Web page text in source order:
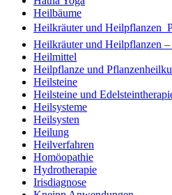
Heilbäume
Heilkräuter und Heilpflanzen 
Heilkräuter und Heilpflanzen
Heilmittel
Heilpflanze und
Heilsteine
Heilsteine und
Heilsysteme
Heilsysten
Heilung
Heilverfahren
Homöopathie
Hydrotherapie
Irisdiagnose